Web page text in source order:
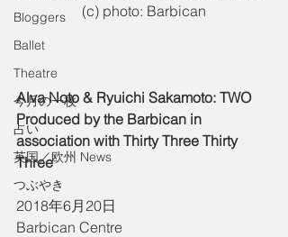
Bloggers
Ballet
Theatre
今月の一枚
占い
英国／欧州 News
つぶやき
(c) photo: Barbican
Alva Noto & Ryuichi Sakamoto: TWO
Produced by the Barbican in
association with Thirty Three Thirty
Three
2018年6月20日
Barbican Centre